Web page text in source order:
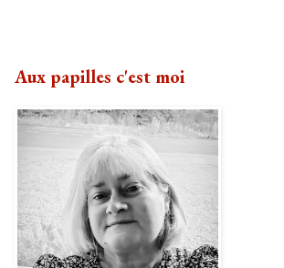
Aux papilles c'est moi